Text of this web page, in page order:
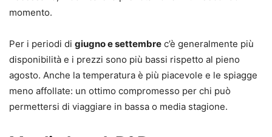
momento.
Per i periodi di giugno e settembre c’è generalmente più
disponibilità e i prezzi sono più bassi rispetto al pieno
agosto. Anche la temperatura è più piacevole e le spiagge
meno affollate: un ottimo compromesso per chi può
permettersi di viaggiare in bassa o media stagione.